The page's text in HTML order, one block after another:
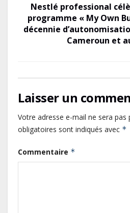
Nestlé professional
programme « My Own
décennie
Cameroun et
Laisser un
Votre adresse e-mail ne sera pas
obligatoires sont indiqués avec *
Commentaire *
de dollars
Cameroun :
publique